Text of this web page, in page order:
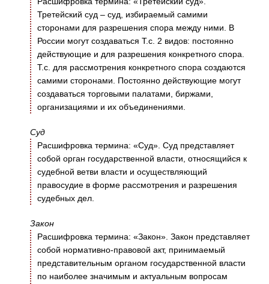
Третейский суд – суд, избираемый самими
сторонами для разрешения спора между ними. В
России могут создаваться Т.с. 2 видов: постоянно
действующие и для разрешения конкретного спора.
Т.с. для рассмотрения конкретного спора создаются
самими сторонами. Постоянно действующие могут
создаваться торговыми палатами, биржами,
организациями и их объединениями.
Суд
Расшифровка термина: «Суд». Суд представляет
собой орган государственной власти, относящийся к
судебной ветви власти и осуществляющий
правосудие в форме рассмотрения и разрешения
судебных дел.
Закон
Расшифровка термина: «Закон». Закон представляет
собой нормативно-правовой акт, принимаемый
представительным органом государственной власти
по наиболее значимым и актуальным вопросам